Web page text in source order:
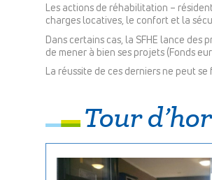
Les actions de réhabilitation –
charges locatives, le confort et la
Dans certains cas, la SFHE lance
de mener à bien ses projets (Fonds
La réussite de ces derniers ne peut
Tour